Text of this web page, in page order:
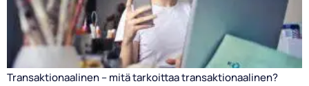
Transaktionaalinen – mitä tarkoittaa transaktionaalinen?